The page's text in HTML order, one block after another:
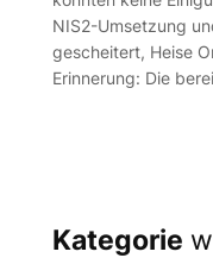
NIS2-Umsetzung
gescheitert, Heise
Erinnerung: Die
Kategorie